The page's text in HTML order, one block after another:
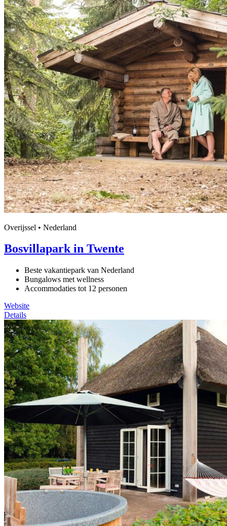
Overijssel • Nederland
Bosvillapark in Twente
Beste vakantiepark van Nederland
Bungalows met wellness
Accommodaties tot 12 personen
Website
Details